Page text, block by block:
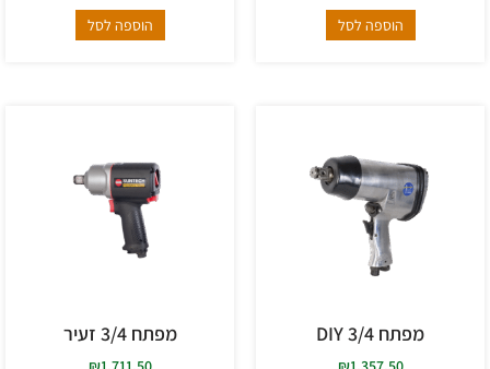
הוספה לסל
הוספה לסל
מפתח 3/4 DIY מפתח 3/4 זעיר